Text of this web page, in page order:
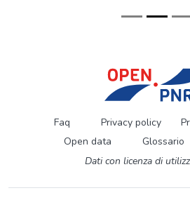
Faq Privacy policy
Open data
Glossario
Dati con licenza di